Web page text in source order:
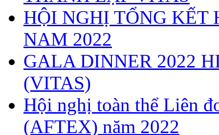
HỘI NGHỊ TỔNG KẾT
NAM 2022
GALA DINNER 2022
(VITAS)
Hội nghị toàn thể Liên
(AFTEX) năm 2022